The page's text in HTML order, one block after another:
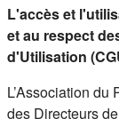
L'accès et
et au respect
d'Utilisation
L’Association du
des Directeurs